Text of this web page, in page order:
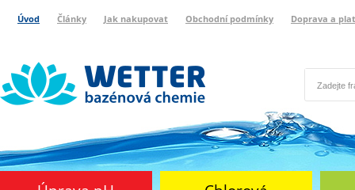
Úvod Články Jak nakupovat Obchodní podmínky Doprava a